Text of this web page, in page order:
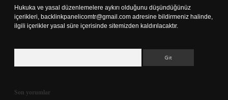
Hukuka ve yasal düzenlemelere aykırı olduğunu düşündüğünüz
içerikleri, backlinkpanelicomtr@gmail.com adresine bildirmeniz halinde,
ilgili içerikler yasal süre içerisinde sitemizden kaldırılacaktır.
Son yorumlar